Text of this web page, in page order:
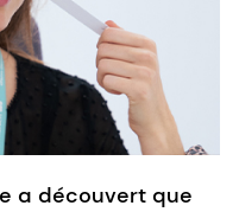
a découvert que